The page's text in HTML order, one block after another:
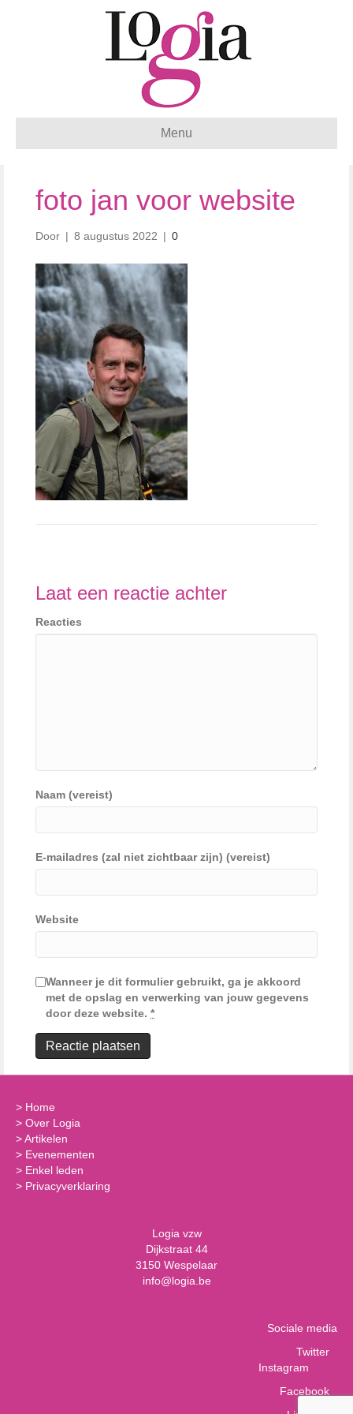
Menu
foto jan voor website
Door | 8 augustus 2022 | 0
Laat een reactie achter
Reacties
Naam (vereist)
E-mailadres (zal niet zichtbaar zijn) (vereist)
Website
Wanneer je dit formulier gebruikt, ga je akkoord
met de opslag en verwerking van jouw gegevens
door deze website. *
> Home
> Over Logia
>Artikelen
> Evenementen
> Enkel leden
> Privacyverklaring
Logia vzw
Dijkstraat 44
3150 Wespelaar
info@logia.be
Sociale media
Twitter
Instagram
Facebook